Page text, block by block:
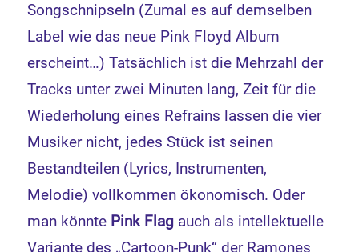
Songschnipseln (Zumal es auf demselben
Label wie das neue Pink Floyd Album
erscheint…) Tatsächlich ist die Mehrzahl der
Tracks unter zwei Minuten lang, Zeit für die
Wiederholung eines Refrains lassen die vier
Musiker nicht, jedes Stück ist seinen
Bestandteilen (Lyrics, Instrumenten,
Melodie) vollkommen ökonomisch. Oder
man könnte Pink Flag auch als intellektuelle
Variante des „Cartoon-Punk“ der Ramones